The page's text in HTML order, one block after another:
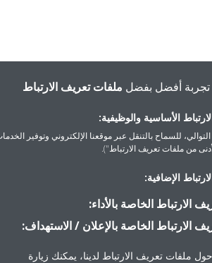
أفضل بفضلملفات تعريف الارتباط
الأساسية والوظيفية:
للسماح بالتنقل عبر موقعنا الإلكتروني وتوفير الخدمات التي
ملفات تعريف الارتباط").
الإضافية:
الخاصة بالأداء:
الخاصة بالإعلان / الاستهداف:
تعريف الارتباط لدينا، يمكنك زيارة